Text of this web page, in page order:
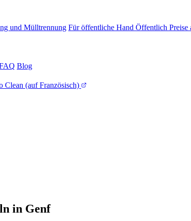
und Mülltrennung Für öffentliche Hand Öffentlich Preise
Blog
Clean (auf Französisch)
in Genf